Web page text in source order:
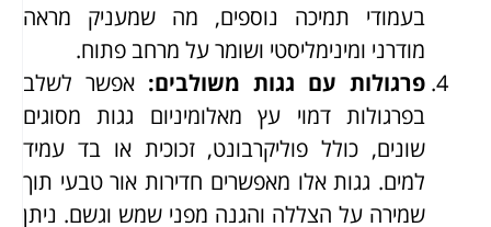
בעמודי תמיכה נוספים, מה שמעניק מראה
מודרני ומינימליסטי ושומר על מרחב פתוח.
פרגולות עם גגות משולבים: אפשר לשלב
בפרגולות דמוי עץ מאלומיניום גגות מסוגים
שונים, כולל פוליקרבונט, זכוכית או בד עמיד
למים. גגות אלו מאפשרים חדירות אור טבעי תוך
שמירה על הצללה והגנה מפני שמש וגשם. ניתן